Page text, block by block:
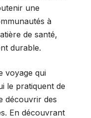
une
à
de santé,
durable.
voyage qui
le pratiquent de
découvrir des
En découvrant